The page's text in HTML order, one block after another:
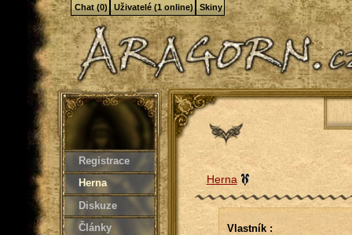
Registrace
Herna
Diskuze
Články
Herna
Vlastník :
Chat (0) Uživatelé (1 online) Skiny